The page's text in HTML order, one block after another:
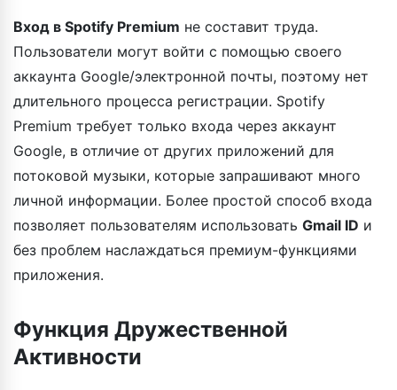
Вход в Spotify Premium не составит труда.
Пользователи могут войти с помощью своего
аккаунта Google/электронной почты, поэтому нет
длительного процесса регистрации. Spotify
Premium требует только входа через аккаунт
Google, в отличие от других приложений для
потоковой музыки, которые запрашивают много
личной информации. Более простой способ входа
позволяет пользователям использовать Gmail ID и
без проблем наслаждаться премиум-функциями
приложения.
Функция Дружественной
Активности